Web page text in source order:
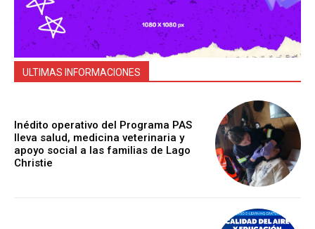
ULTIMAS INFORMACIONES
Inédito operativo del Programa PAS
lleva salud, medicina veterinaria y
apoyo social a las familias de Lago
Christie